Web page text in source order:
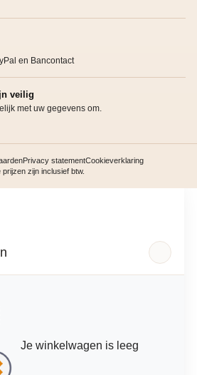
en Bancontact
veilig
met uw gegevens om.
Privacy statementCookieverklaring
zijn inclusief btw.
Je winkelwagen is leeg